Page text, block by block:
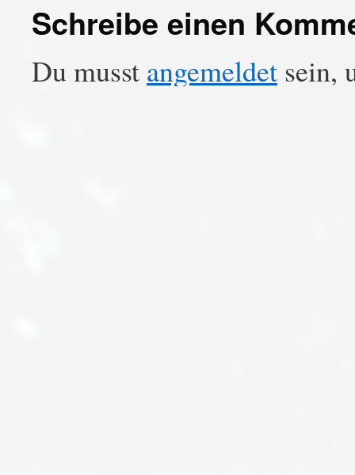
Schreibe einen
Du musst angemeldet sein,